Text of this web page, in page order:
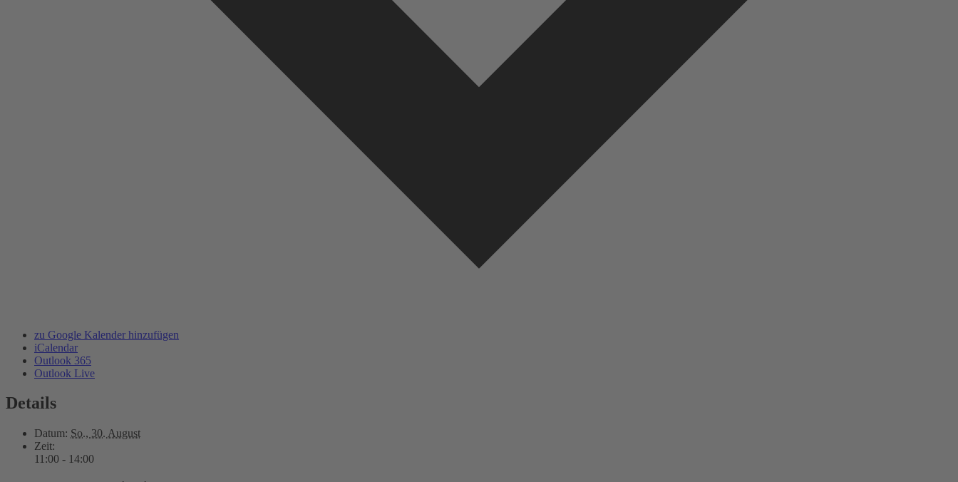
zu Google Kalender hinzufügen
iCalendar
Outlook 365
Outlook Live
Details
Datum: So., 30. August
Zeit:
11:00 - 14:00